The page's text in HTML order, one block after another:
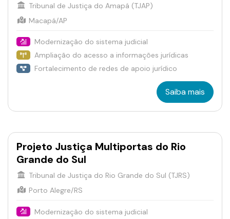
Tribunal de Justiça do Amapá (TJAP)
Macapá/AP
Modernização do sistema judicial
Ampliação do acesso a informações jurídicas
Fortalecimento de redes de apoio jurídico
Saiba mais
Projeto Justiça Multiportas do Rio
Grande do Sul
Tribunal de Justiça do Rio Grande do Sul (TJRS)
Porto Alegre/RS
Modernização do sistema judicial